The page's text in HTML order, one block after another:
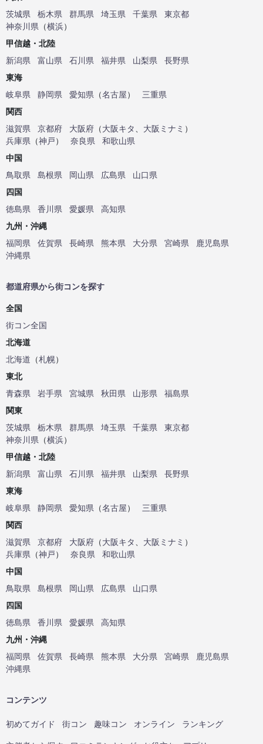
茨城県
栃木県 群馬県 埼玉県 千葉県
東京都
神奈川県 （横浜）
甲信越・北陸
新潟県
富山県 石川県 福井県 山梨県
長野県
東海
岐阜県
静岡県 愛知県 （名古屋）
三重県
関西
滋賀県
京都府 大阪府 （大阪キタ 大阪ミナミ ）
兵庫県 （神戸） 奈良県
和歌山県
中国
鳥取県
島根県 岡山県 広島県
山口県
四国
徳島県
香川県 愛媛県
高知県
九州・沖縄
福岡県
佐賀県 長崎県 熊本県 大分県 宮崎県
鹿児島県
沖縄県
都道府県から街コンを探す
全国
街コン全国
北海道
北海道 （札幌）
東北
青森県
岩手県 宮城県 秋田県 山形県
福島県
関東
茨城県
栃木県 群馬県 埼玉県 千葉県
東京都
神奈川県 （横浜）
甲信越・北陸
新潟県
富山県 石川県 福井県 山梨県
長野県
東海
岐阜県
静岡県 愛知県 （名古屋）
三重県
関西
滋賀県
京都府 大阪府 （大阪キタ 大阪ミナミ ）
兵庫県 （神戸） 奈良県
和歌山県
中国
鳥取県
島根県 岡山県 広島県
山口県
四国
徳島県
香川県 愛媛県
高知県
九州・沖縄
福岡県
佐賀県 長崎県 熊本県 大分県 宮崎県
鹿児島県
沖縄県
コンテンツ
初めてガイド 街コン 趣味コン オンライン ランキング